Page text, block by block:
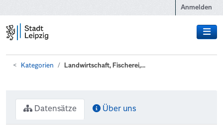
Anmelden
Kategorien Landwirtschaft, Fischerei,...
Datensätze Über uns